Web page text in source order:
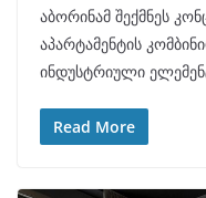
აბორინამ შექმნეს
აპარტამენტის
ინდუსტრიული
Read More